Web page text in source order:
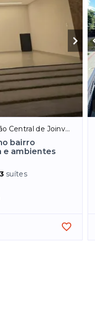
Central de Joinville
bairro
e ambientes
3 suítes